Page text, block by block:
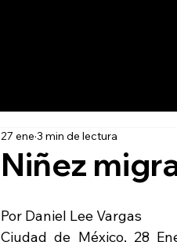
Niñez
27 ene 3 min de lectura
Por Daniel Lee Vargas
Ciudad de México, 28